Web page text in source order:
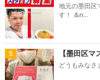
地元の墨田区
す！ &n...
5 【墨田区
どうもみな